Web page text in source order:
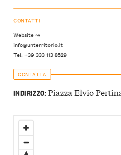
CONTATTI
Website ↝
info@unterritorio.it
Tel: +39 333 113 8529
CONTATTA
INDIRIZZO:Piazza Elvio